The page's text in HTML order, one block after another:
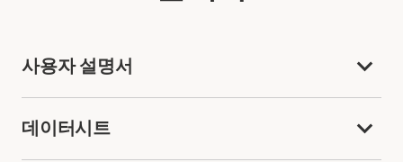
사용자 설명서
데이터시트